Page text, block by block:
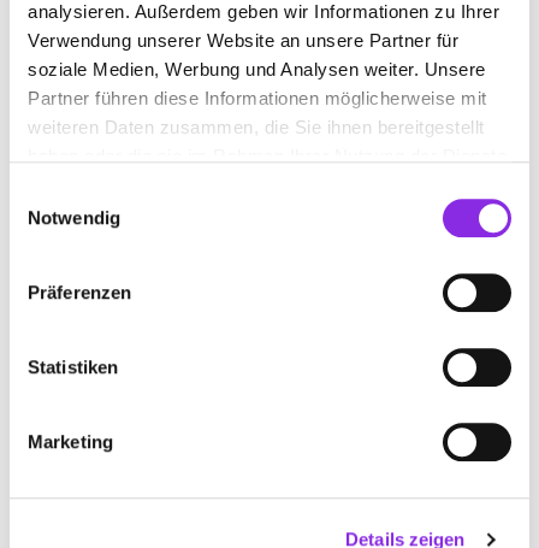
analysieren. Außerdem geben wir Informationen zu Ihrer
Verwendung unserer Website an unsere Partner für
soziale Medien, Werbung und Analysen weiter. Unsere
Partner führen diese Informationen möglicherweise mit
weiteren Daten zusammen, die Sie ihnen bereitgestellt
Notwendig
Präferenzen
Statistiken
Marketing
Details zeigen
Max-Planck-Straße 29